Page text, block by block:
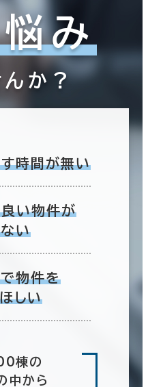
み
んか？
時間が無い
い物件が
い
物件を
しい
棟の
中から